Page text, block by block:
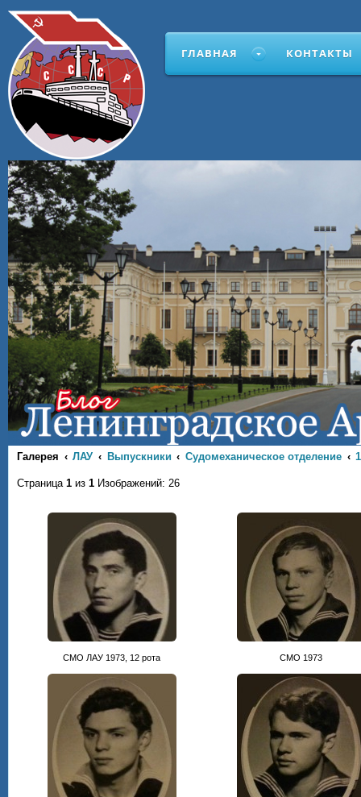
ГЛАВНАЯ КОНТАКТЫ
Галерея ЛАУ Выпускники Судомеханическое отделение
Страница 1 из 1 Изображений: 26
СМО ЛАУ 1973, 12 рота СМО 1973